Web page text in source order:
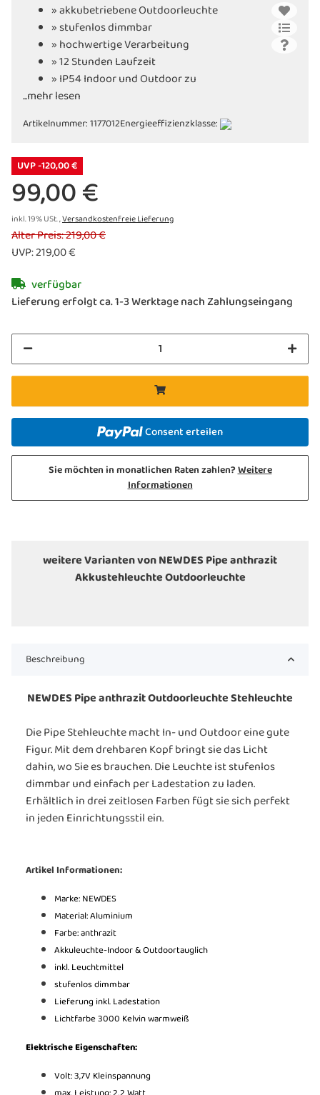
» akkubetriebene Outdoorleuchte
» stufenlos dimmbar
» hochwertige Verarbeitung
» 12 Stunden Laufzeit
» IP54 Indoor und Outdoor zu
verwenden
...mehr lesen
Artikelnummer:1177012Energieeffizienzklasse:
UVP -120,00 €
99,00 €
inkl. 19% USt. ,Versandkostenfreie Lieferung
Alter Preis: 219,00 €
UVP:219,00 €
verfügbar
Lieferung erfolgt ca. 1-3 Werktage nach Zahlungseingang
Consent erteilen
Sie möchten in monatlichen Raten zahlen?Weitere
Informationen
weitere Varianten von NEWDES Pipe anthrazit
Akkustehleuchte Outdoorleuchte
Beschreibung
NEWDES Pipe anthrazit Outdoorleuchte Stehleuchte
Die Pipe Stehleuchte macht In- und Outdoor eine gute
Figur. Mit dem drehbaren Kopf bringt sie das Licht
dahin, wo Sie es brauchen. Die Leuchte ist stufenlos
dimmbar und einfach per Ladestation zu laden.
Erhältlich in drei zeitlosen Farben fügt sie sich perfekt
in jeden Einrichtungsstil ein.
Artikel Informationen:
Marke: NEWDES
Material: Aluminium
Farbe: anthrazit
Akkuleuchte-Indoor & Outdoortauglich
inkl. Leuchtmittel
stufenlos dimmbar
Lieferung inkl. Ladestation
Lichtfarbe 3000 Kelvin warmweiß
Elektrische Eigenschaften:
Volt: 3,7V Kleinspannung